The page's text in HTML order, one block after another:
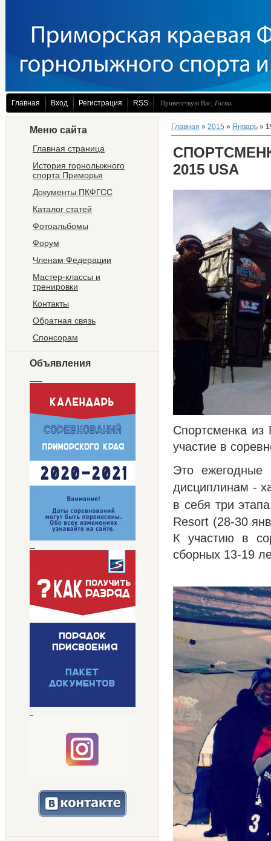
Главная Вход Регистрация RSS Приветствую Вас Гость
Меню сайта
Главная страница
История горнолыжного
спорта Приморья
Документы ПКФГСС
Каталог статей
Фотоальбомы
Форум
Членам Федерации
Мастер-классы и
тренировки
Контакты
Обратная связь
Спонсорам
Объявления
Главная » 2015 » Январь »
2015 USA
Спортсменка из
участие в
Это ежегодные
дисциплинам -
в себя три
Resort (28-30
К участию в
сборных 13-19